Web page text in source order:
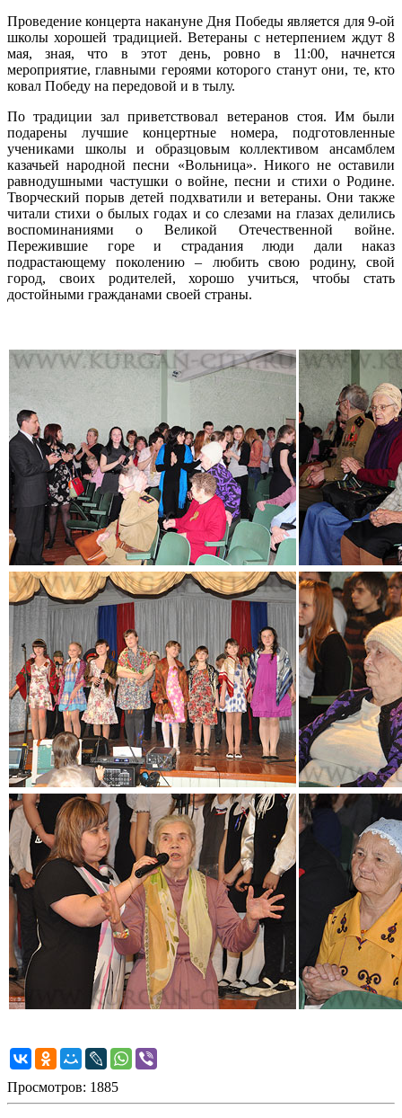
Проведение концерта накануне Дня Победы является для 9-ой
школы хорошей традицией. Ветераны с нетерпением ждут 8
мая, зная, что в этот день, ровно в 11:00, начнется
мероприятие, главными героями которого станут они, те, кто
ковал Победу на передовой и в тылу.
По традиции зал приветствовал ветеранов стоя. Им были
подарены лучшие концертные номера, подготовленные
учениками школы и образцовым коллективом ансамблем
казачьей народной песни «Вольница». Никого не оставили
равнодушными частушки о войне, песни и стихи о Родине.
Творческий порыв детей подхватили и ветераны. Они также
читали стихи о былых годах и со слезами на глазах делились
воспоминаниями о Великой Отечественной войне.
Пережившие горе и страдания люди дали наказ
подрастающему поколению – любить свою родину, свой
город, своих родителей, хорошо учиться, чтобы стать
достойными гражданами своей страны.
Просмотров: 1885